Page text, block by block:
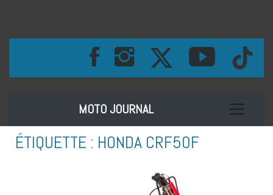
MOTO JOURNAL Toggle
ÉTIQUETTE : HONDA CRF50F